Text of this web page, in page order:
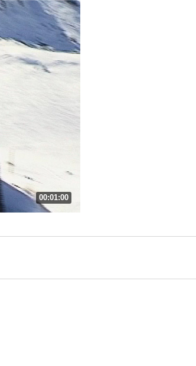
00:01:00